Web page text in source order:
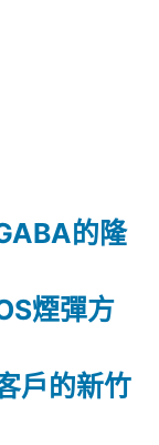
的隆
煙彈方
戶的新竹